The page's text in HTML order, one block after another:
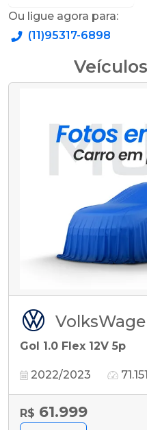
Ou ligue agora para:
(11)95317-6898
Gol 1.0 Flex 12V 5p
2022/2023
R$ 61.999